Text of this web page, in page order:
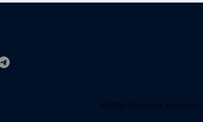
© 2026 Всі права захищено.